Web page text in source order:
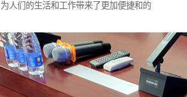
人们的生活和工作带来了更加便捷和的